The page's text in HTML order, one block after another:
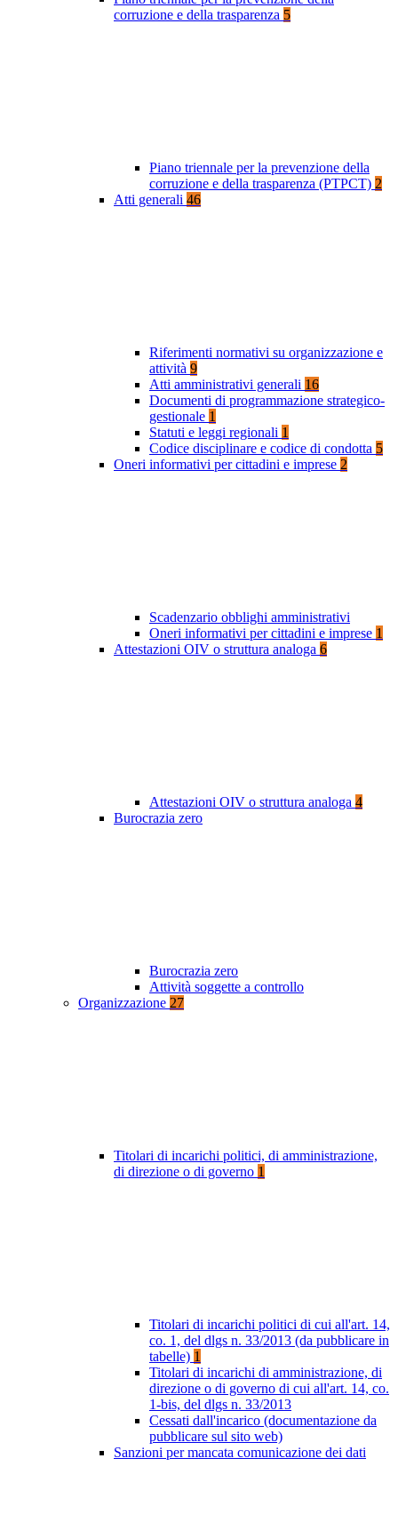
corruzione e della trasparenza 5
Piano triennale per la prevenzione della
corruzione e della trasparenza (PTPCT) 2
Atti generali 46
Riferimenti normativi su organizzazione e
attività 9
Atti amministrativi generali 16
Documenti di programmazione strategico-
gestionale 1
Statuti e leggi regionali 1
Codice disciplinare e codice di condotta 5
Oneri informativi per cittadini e imprese 2
Scadenzario obblighi amministrativi
Oneri informativi per cittadini e imprese 1
Attestazioni OIV o struttura analoga 6
Attestazioni OIV o struttura analoga 4
Burocrazia zero
Burocrazia zero
Attività soggette a controllo
Organizzazione 27
Titolari di incarichi politici, di amministrazione,
di direzione o di governo 1
Titolari di incarichi politici di cui all'art. 14,
co. 1, del dlgs n. 33/2013 (da pubblicare in
tabelle) 1
Titolari di incarichi di amministrazione, di
direzione o di governo di cui all'art. 14, co.
1-bis, del dlgs n. 33/2013
Cessati dall'incarico (documentazione da
pubblicare sul sito web)
Sanzioni per mancata comunicazione dei dati